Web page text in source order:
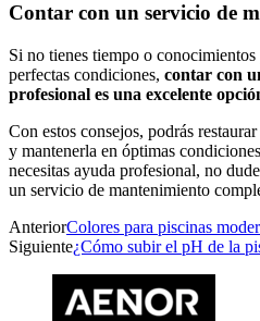
Contar con un servicio de
Si no tienes tiempo o
perfectas condiciones, contar con
profesional es una excelente
Con estos consejos, podrás
y mantenerla en óptimas
necesitas ayuda profesional, no
un servicio de mantenimiento
AnteriorColores para piscinas
Siguiente¿Cómo subir el pH de la